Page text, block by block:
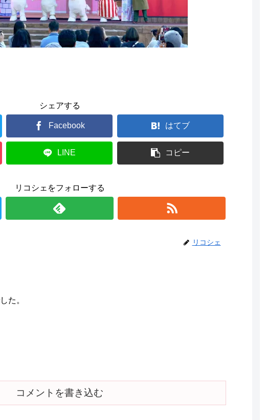
シェアする
Facebook はてブ
LINE コピー
リコシェをフォローする
リコシェ
た。
コメントを書き込む